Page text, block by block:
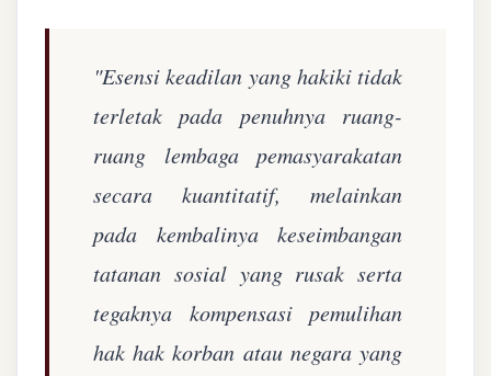
"Esensi keadilan yang hakiki tidak
terletak pada penuhnya ruang-
ruang lembaga pemasyarakatan
secara kuantitatif, melainkan
pada kembalinya keseimbangan
tatanan sosial yang rusak serta
tegaknya kompensasi pemulihan
hak hak korban atau negara yang